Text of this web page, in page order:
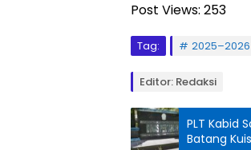
Post Views: 253
Tag: 2025–2026
Editor: Redaksi
PLT Kabid
Batang Kuis